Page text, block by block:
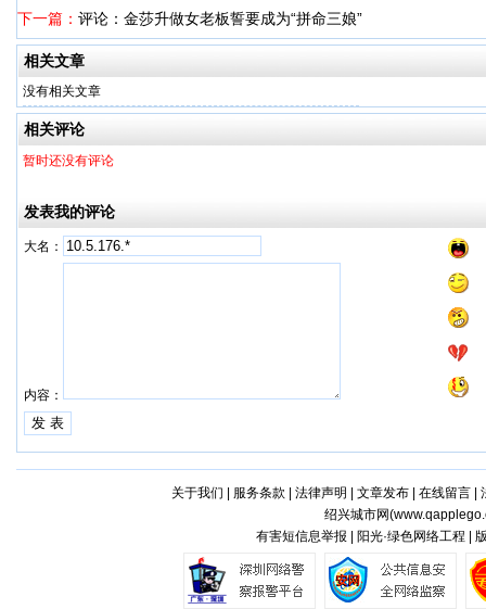
下一篇： 评论：金莎升做女老板誓要成为“拼命三娘”
相关文章
没有相关文章
相关评论
暂时还没有评论
发表我的评论
大名：
内容：
关于我们 服务条款 法律声明 文章发布| 在线留言|
绍兴城市网(
有害短信息举报 | 阳光·绿色网络工程 |